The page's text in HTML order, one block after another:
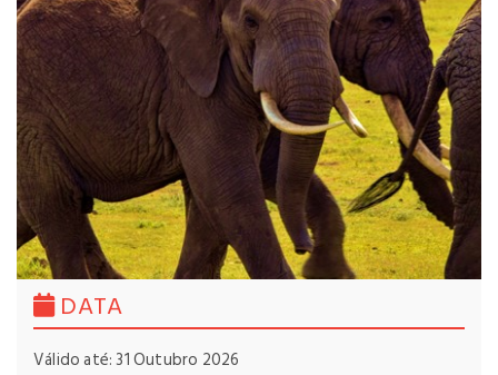
DATA
Válido até: 31 Outubro 2026